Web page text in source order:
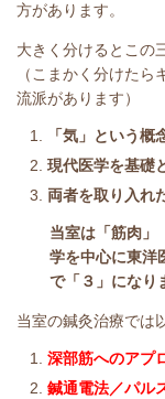
方があります。
大きく分けるとこの
（こまかく分けたら
流派があります）
「気」という
現代医学を基礎
両者を取り入れ
当室は「筋肉」
学を中心に東洋
で「３」になり
当室の鍼灸治療では
深部筋へのアプ
鍼通電法／パル